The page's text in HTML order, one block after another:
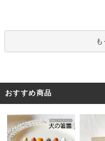
も
おすすめ商品